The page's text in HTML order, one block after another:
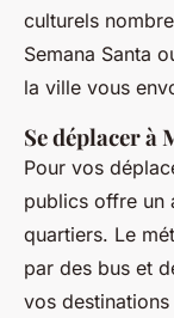
culturels
Semana Santa
la ville vous
Se déplacer à
Pour vos
publics offre un
quartiers. Le
par des bus et
vos